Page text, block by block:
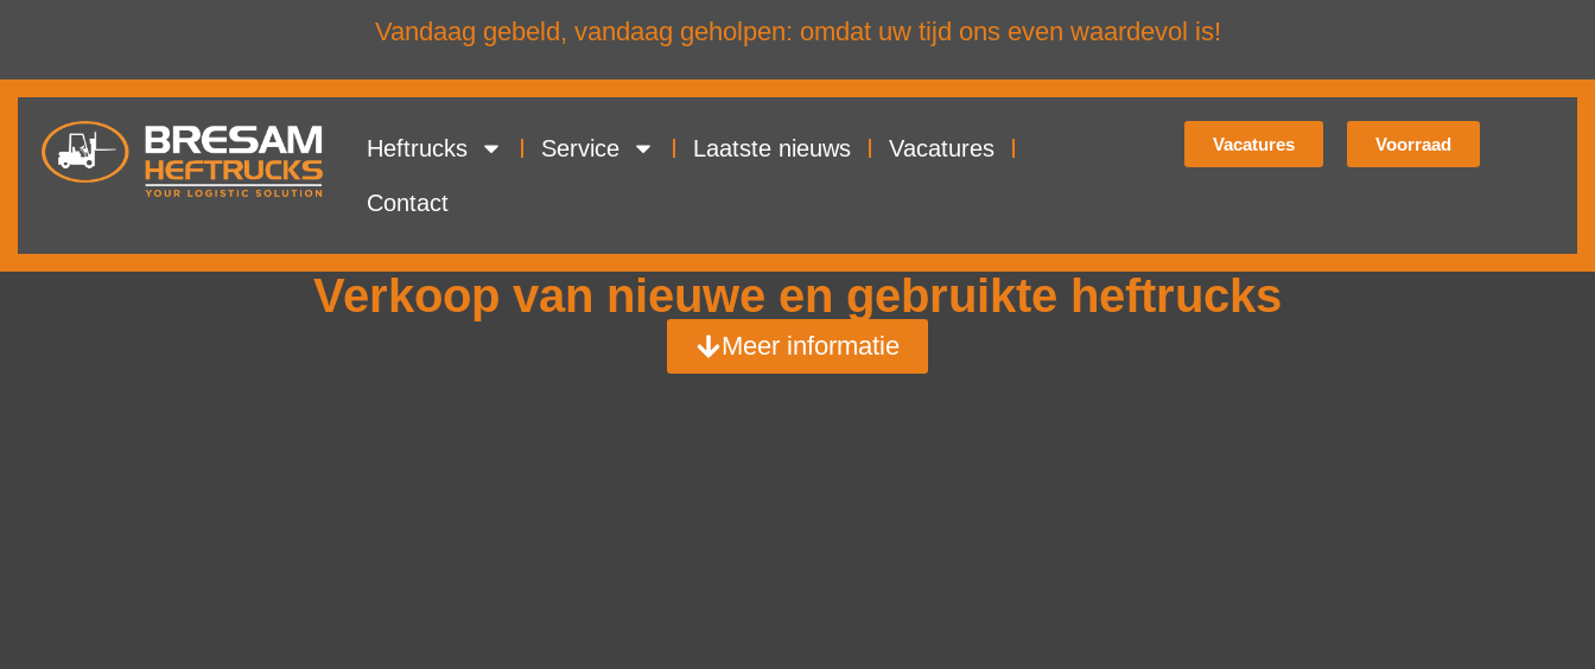
Vandaag gebeld, vandaag geholpen: omdat uw tijd ons even waardevol is!
Heftrucks Service Laatste nieuws Vacatures
Contact
Vacatures Voorraad
Verkoop van nieuwe en gebruikte heftrucks
Meer informatie